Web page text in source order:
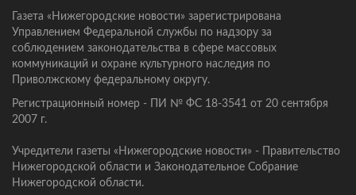
Газета «Нижегородские новости» зарегистрирована
Управлением Федеральной службы по надзору за
соблюдением законодательства в сфере массовых
коммуникаций и охране культурного наследия по
Приволжскому федеральному округу.
Регистрационный номер - ПИ № ФС 18-3541 от 20 сентября
2007 г.
Учредители газеты «Нижегородские новости» - Правительство
Нижегородской области и Законодательное Собрание
Нижегородской области.